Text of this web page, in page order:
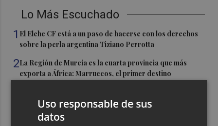
Lo Más Escuchado
1 El Elche CF está a un paso de hacerse con los derechos
sobre la perla argentina Tiziano Perrotta
2La Región de Murcia es la cuarta provincia que más
exporta a África: Marruecos, el primer destino
con cinco días de actividades
La Todolella recibe 340.000 euros del Consell para
Uso responsable de sus
datos